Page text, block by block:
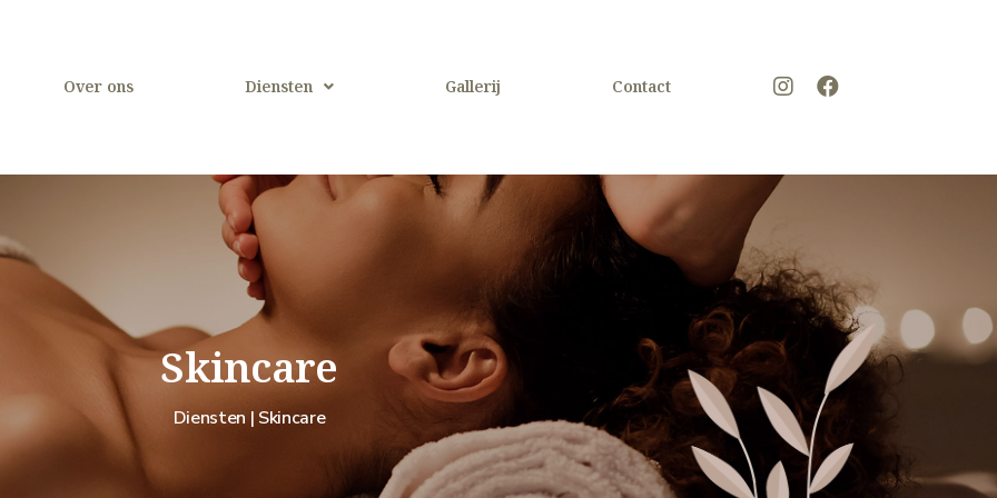
Over ons Diensten Gallerij Contact
Skincare
Diensten | Skincare